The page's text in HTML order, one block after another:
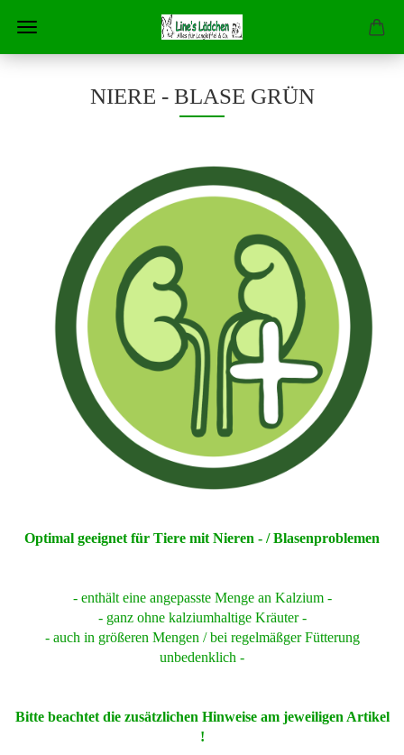
NIERE - BLASE GRÜN
Optimal geeignet für Tiere mit Nieren - / Blasenproblemen
- enthält eine angepasste Menge an Kalzium -
- ganz ohne kalziumhaltige Kräuter -
- auch in größeren Mengen / bei regelmäßger Fütterung
unbedenklich -
Bitte beachtet die zusätzlichen Hinweise am jeweiligen Artikel
!